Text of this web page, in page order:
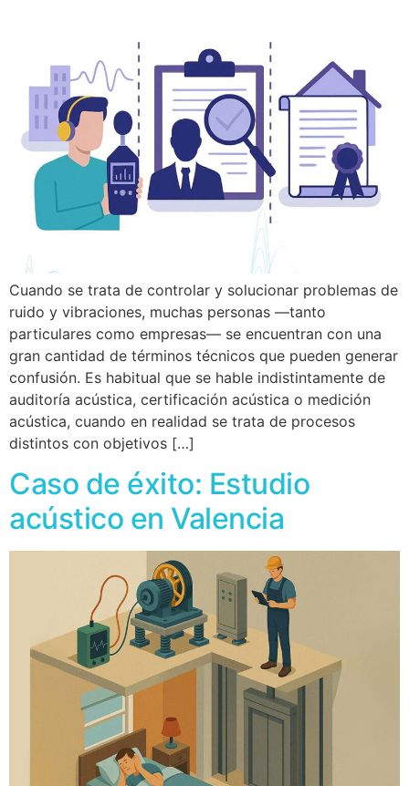
Cuando se trata de controlar y solucionar problemas de
ruido y vibraciones, muchas personas —tanto
particulares como empresas— se encuentran con una
gran cantidad de términos técnicos que pueden generar
confusión. Es habitual que se hable indistintamente de
auditoría acústica, certificación acústica o medición
acústica, cuando en realidad se trata de procesos
distintos con objetivos […]
Caso de éxito: Estudio
acústico en Valencia